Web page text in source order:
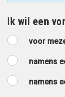
Ik wil een
voor
namens
namens